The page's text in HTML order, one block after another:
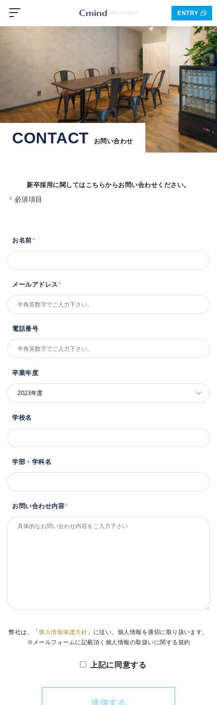
ENTRY
CONTACT お問い合わせ
新卒採用に関してはこちらからお問い合わせください。
＊ 必須項目
お名前*
メールアドレス*
電話番号
卒業年度
学校名
学部・学科名
お問い合わせ内容*
弊社は、「個人情報保護方針 」に従い、個人情報を適切に取り扱います。
※メールフォームに記載頂く個人情報の取扱いに関する規約
上記に同意する